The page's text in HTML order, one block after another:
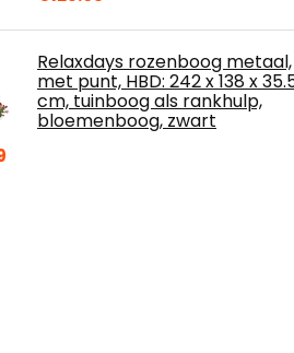
Relaxdays rozenboog metaal,
met punt, HBD: 242 x 138 x
cm, tuinboog als rankhulp,
bloemenboog, zwart